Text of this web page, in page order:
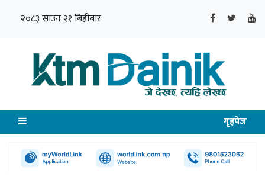
२०८३ साउन २१ बिहीबार
गृहपेज